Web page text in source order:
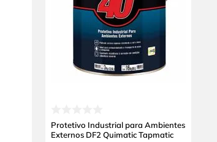
Protetivo Industrial para Ambientes
Externos DF2 Quimatic Tapmatic